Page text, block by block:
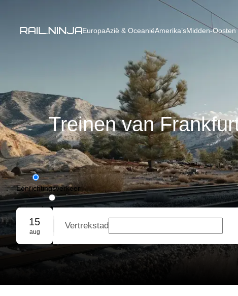
EuropaAzië & OceaniëAmerika’sMidden-Oosten
Treinen van
Eénrichtingsverkeer
Retourvlucht
Groepsreservering
15
aug
Vertrekstad